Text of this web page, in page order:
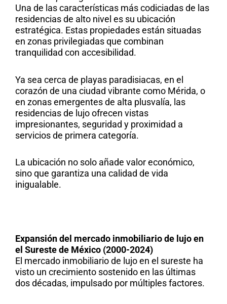
Una de las características más codiciadas de las
residencias de alto nivel es su ubicación
estratégica. Estas propiedades están situadas
en zonas privilegiadas que combinan
tranquilidad con accesibilidad.
Ya sea cerca de playas paradisiacas, en el
corazón de una ciudad vibrante como Mérida, o
en zonas emergentes de alta plusvalía, las
residencias de lujo ofrecen vistas
impresionantes, seguridad y proximidad a
servicios de primera categoría.
La ubicación no solo añade valor económico,
sino que garantiza una calidad de vida
inigualable.
Expansión del mercado inmobiliario de lujo en
el Sureste de México (2000-2024)
El mercado inmobiliario de lujo en el sureste ha
visto un crecimiento sostenido en las últimas
dos décadas, impulsado por múltiples factores.